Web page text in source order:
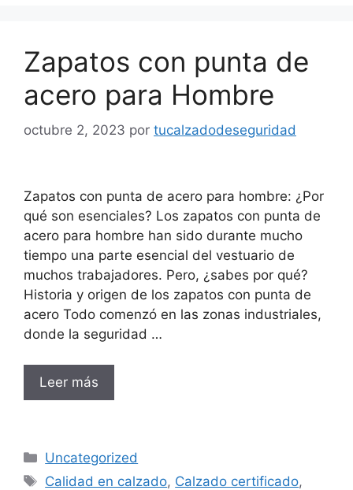
Zapatos con punta de
acero para Hombre
octubre 2, 2023 por tucalzadodeseguridad
Zapatos con punta de acero para hombre: ¿Por
qué son esenciales? Los zapatos con punta de
acero para hombre han sido durante mucho
tiempo una parte esencial del vestuario de
muchos trabajadores. Pero, ¿sabes por qué?
Historia y origen de los zapatos con punta de
acero Todo comenzó en las zonas industriales,
donde la seguridad …
Leer más
Categorías
Uncategorized
Etiquetas
Calidad en calzado, Calzado certificado,